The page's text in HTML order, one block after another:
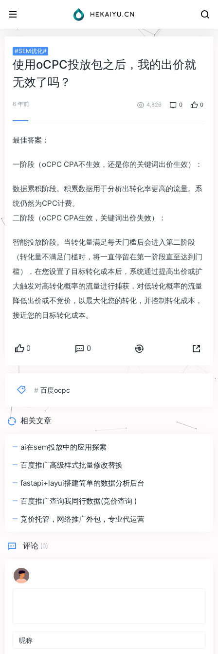
#SEM优化#
使用oCPC投放包之后，我的出价就
无效了吗？
6 年前 4,826 0 0
最佳答案：
一阶段（oCPC CPA不生效，还是你的关键词出价生效）：
数据累积阶段。积累数据用于分析出转化率更高的流量。系
统仍然为CPC计费。
二阶段（oCPC CPA生效，关键词出价失效）：
智能投放阶段。当转化量满足每天门槛后会进入第二阶段
（转化量不满足门槛时，将一直停留在第一阶段直至达到门
槛），在您设置了目标转化成本后，系统通过提高出价或扩
大触发对高转化概率的流量进行捕获，对低转化概率的流量
降低出价或不竞价，以最大化您的转化，并控制转化成本，
接近您的目标转化成本。
0 0
# 百度ocpc
相关文章
ai在sem投放中的应用探索
百度推广高级样式批量修改替换
fastapi+layui搭建简单的数据分析后台
百度推广查询我同行数据(竞价查询 )
竞价托管，网络推广外包，专业代运营
评论 (0)